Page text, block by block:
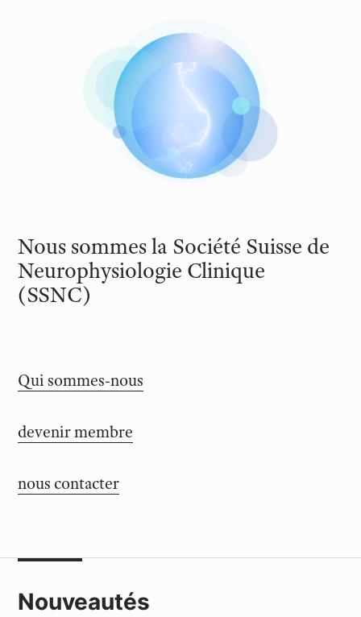
Nous sommes la Société Suisse de
Neurophysiologie Clinique
(SSNC)
Qui sommes-nous
devenir membre
nous contacter
Nouveautés